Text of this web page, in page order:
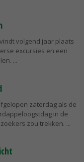
volgend jaar plaats
excursies en een
zaterdag als de
in de
zou trekken.